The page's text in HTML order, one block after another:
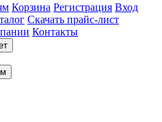
Корзина Регистрация Вход
Скачать прайс-лист
Контакты